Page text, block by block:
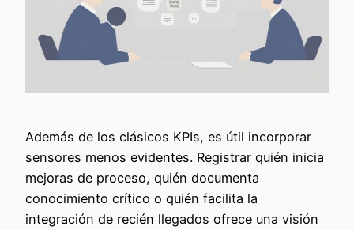
Además de los clásicos KPIs, es útil incorporar
sensores menos evidentes. Registrar quién inicia
mejoras de proceso, quién documenta
conocimiento crítico o quién facilita la
integración de recién llegados ofrece una visión